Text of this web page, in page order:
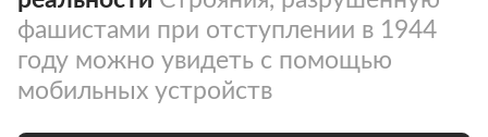
фашистами при отступлении в 1944
году можно увидеть с помощью
мобильных устройств